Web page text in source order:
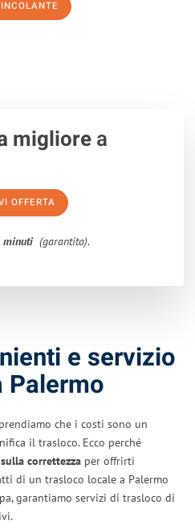
migliorea
OFFERTA
(garantita).
e servizio
Palermo
che i costi sono un
il trasloco. Ecco perché
correttezza per offrirti
di un trasloco locale a Palermo
garantiamo servizi di trasloco di